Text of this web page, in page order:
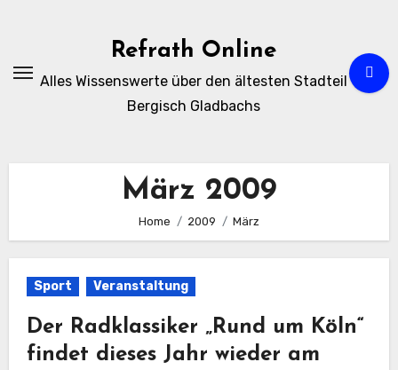
Refrath Online
Alles Wissenswerte über den ältesten Stadteil
Bergisch Gladbachs
März 2009
Home 2009 März
Sport Veranstaltung
Der Radklassiker „Rund um Köln“
findet dieses Jahr wieder am